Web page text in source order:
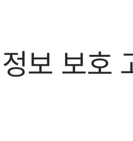
솔루션, 이를 필요로 하는 모든 팀
보 보호